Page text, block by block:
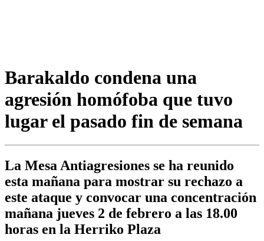
Barakaldo condena una
agresión homófoba que tuvo
lugar el pasado fin de semana
La Mesa Antiagresiones se ha reunido
esta mañana para mostrar su rechazo a
este ataque y convocar una concentración
mañana jueves 2 de febrero a las 18.00
horas en la Herriko Plaza